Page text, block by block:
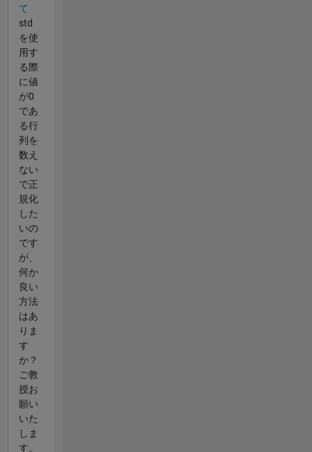
て
std
を使
用す
る際
に値
が0
であ
る行
列を
数え
ない
で正
規化
した
いの
です
が、
何か
良い
方法
はあ
りま
す
か？
ご教
授お
願い
いた
しま
す。